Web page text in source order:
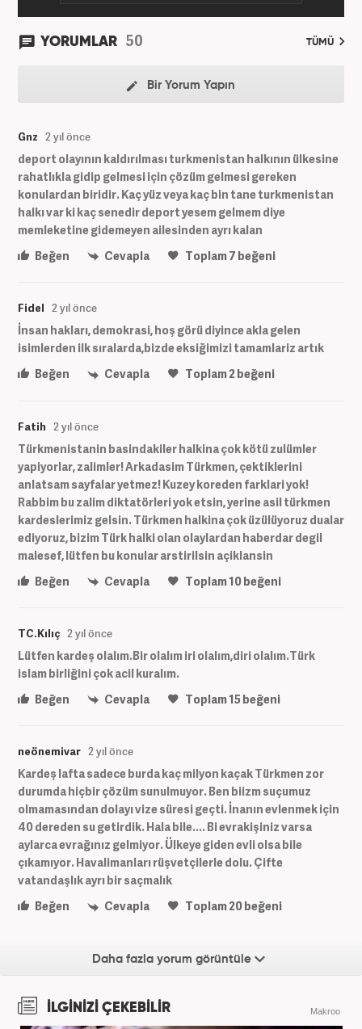
YORUMLAR 50 TÜMÜ
Bir Yorum Yapın
Gnz 2 yıl önce
deport olayının kaldırılması turkmenistan halkının ülkesine
rahatlıkla gidip gelmesi için çözüm gelmesi gereken
konulardan biridir. Kaç yüz veya kaç bin tane turkmenistan
halkı var ki kaç senedir deport yesem gelmem diye
memleketine gidemeyen ailesinden ayrı kalan
Beğen
Cevapla Toplam7 beğeni
Fidel 2 yıl önce
İnsan hakları, demokrasi, hoş görü diyince akla gelen
isimlerden ilk sıralarda,bizde eksiğimizi tamamlariz artık
Beğen
Cevapla Toplam2beğeni
Fatih 2 yıl önce
Türkmenistanin basindakiler halkina çok kötü zulümler
yapiyorlar, zalimler! Arkadasim Türkmen, çektiklerini
anlatsam sayfalar yetmez! Kuzey koreden farklari yok!
Rabbim bu zalim diktatörleri yok etsin, yerine asil türkmen
kardeslerimiz gelsin. Türkmen halkina çok üzülüyoruz dualar
ediyoruz, bizim Türk halki olan olaylardan haberdar degil
malesef, lütfen bu konular arstirilsin açiklansin
Beğen
Cevapla Toplam10beğeni
TC.Kılıç 2 yıl önce
Lütfen kardeş olalım.Bir olalım iri olalım,diri olalım.Türk
islam birliğini çok acil kuralım.
Beğen
Cevapla Toplam15beğeni
neönemivar 2 yıl önce
Kardeş lafta sadece burda kaç milyon kaçak Türkmen zor
durumda hiçbir çözüm sunulmuyor. Ben biizm suçumuz
olmamasından dolayı vize süresi geçti. İnanın evlenmek için
40 dereden su getirdik. Hala bile.... Bi evrakişiniz varsa
aylarca evrağınız gelmiyor. Ülkeye giden evli olsa bile
çıkamıyor. Havalimanları rüşvetçilerle dolu. Çifte
vatandaşlık ayrı bir saçmalık
Beğen
Cevapla Toplam20beğeni
Daha fazla yorum görüntüle
İLGİNİZİ ÇEKEBİLİR Makroo